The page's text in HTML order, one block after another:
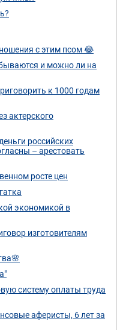
с этим псом 😂
и можно ли на
к 1000 годам
актерского
российских
– арестовать
росте цен
экономикой в
изготовителям
систему оплаты труда
аферисты, 6 лет за